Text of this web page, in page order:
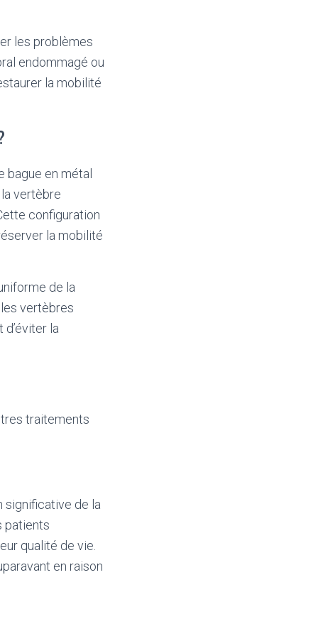
les problèmes
endommagé ou
la mobilité
en métal
vertèbre
configuration
la mobilité
de la
vertèbres
la
traitements
significative de la
patients
qualité de vie.
en raison